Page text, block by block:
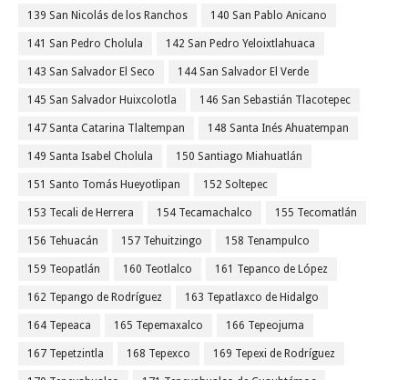
139 San Nicolás de los Ranchos 140 San Pablo Anicano
141 San Pedro Cholula 142 San Pedro Yeloixtlahuaca
143 San Salvador El Seco 144 San Salvador El Verde
145 San Salvador Huixcolotla 146 San Sebastián Tlacotepec
147 Santa Catarina Tlaltempan 148 Santa Inés Ahuatempan
149 Santa Isabel Cholula 150 Santiago Miahuatlán
151 Santo Tomás Hueyotlipan 152 Soltepec
153 Tecali de Herrera 154 Tecamachalco 155 Tecomatlán
156 Tehuacán 157 Tehuitzingo 158 Tenampulco
159 Teopatlán 160 Teotlalco 161 Tepanco de López
162 Tepango de Rodríguez 163 Tepatlaxco de Hidalgo
164 Tepeaca 165 Tepemaxalco 166 Tepeojuma
167 Tepetzintla 168 Tepexco 169 Tepexi de Rodríguez